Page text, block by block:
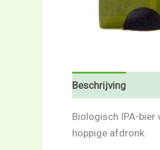
Beschrijving
Biologisch IPA-bier
hoppige afdronk.